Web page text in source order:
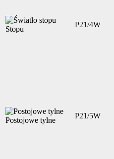
Stopu
P21/4W
Postojowe tylne
P21/5W